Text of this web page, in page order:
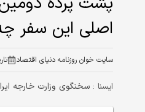
اصلی این سفر
سایت خوان روزنامه دنیای اقتصاد
ايسنا : سخنگوی وزارت خارجه